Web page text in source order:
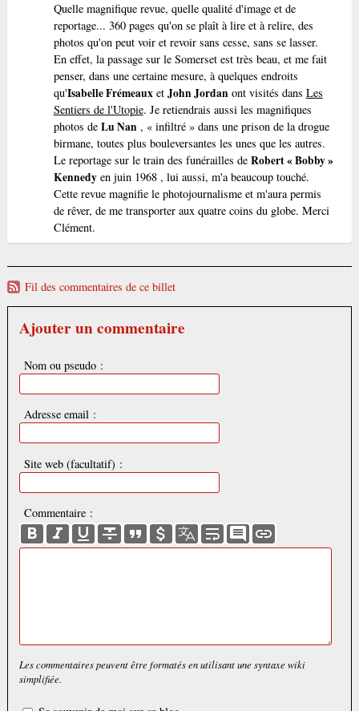
Quelle magnifique revue, quelle qualité d'image et de
reportage... 360 pages qu'on se plaît à lire et à relire, des
photos qu'on peut voir et revoir sans cesse, sans se lasser.
En effet, la passage sur le Somerset est très beau, et me fait
penser, dans une certaine mesure, à quelques endroits
qu'Isabelle Frémeauxet John Jordanont visités dans Les
Sentiers de l'Utopie. Je retiendrais aussi les magnifiques
photos de Lu Nan, « infiltré » dans une prison de la drogue
birmane, toutes plus bouleversantes les unes que les autres.
Le reportage sur le train des funérailles de Robert « Bobby »
Kennedyen juin 1968 , lui aussi, m'a beaucoup touché.
Cette revue magnifie le photojournalisme et m'aura permis
de rêver, de me transporter aux quatre coins du globe. Merci
Clément.
Fil des commentaires de ce billet
Ajouter un commentaire
Nom ou pseudo :
Adresse email :
Site web (facultatif) :
Commentaire :
Les commentaires peuvent être formatés en utilisant une syntaxe wiki
simplifiée.